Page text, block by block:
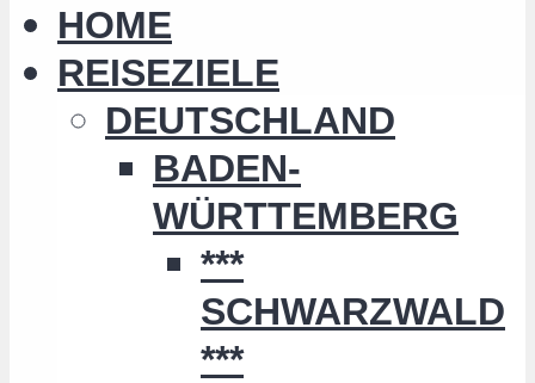
HOME
REISEZIELE
DEUTSCHLAND
BADEN-
WÜRTTEMBERG
***
SCHWARZWALD
***